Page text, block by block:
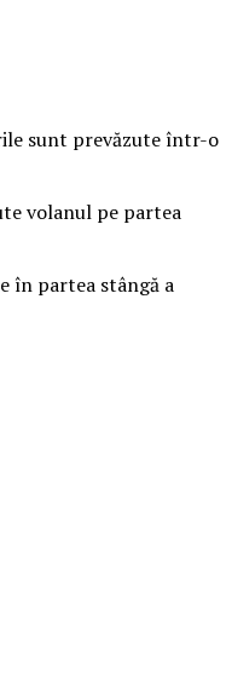
sunt prevăzute într-o
volanul pe partea
în partea stângă a